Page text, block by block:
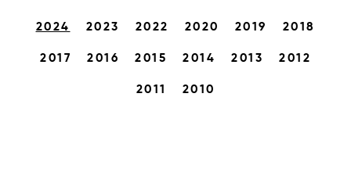
2024 2023 2022 2020 2019 2018
2017 2016 2015 2014 2013 2012
2011 2010